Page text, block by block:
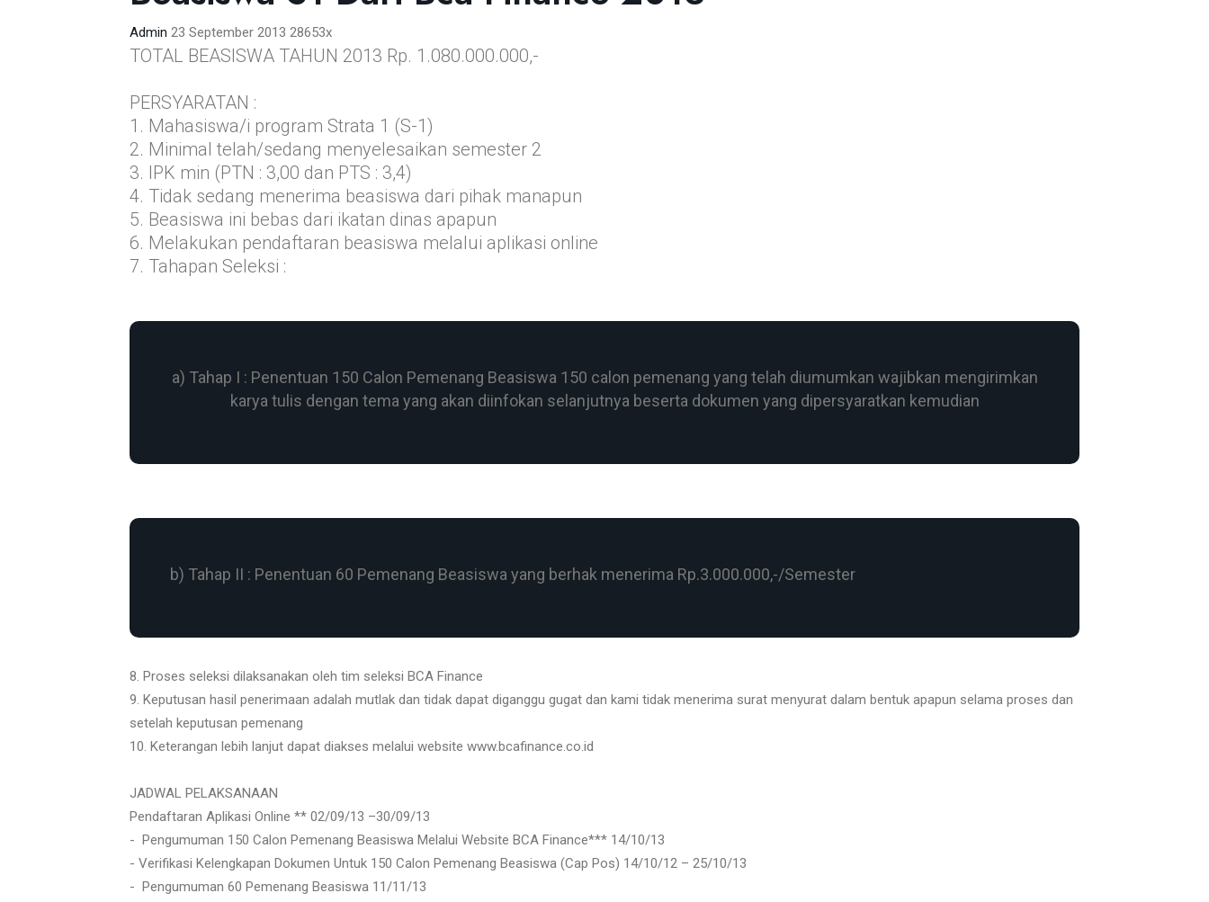
Admin 23 September 2013 28653x
TOTAL BEASISWA TAHUN 2013 Rp. 1.080.000.000,-
PERSYARATAN :
1. Mahasiswa/i program Strata 1 (S-1)
2. Minimal telah/sedang menyelesaikan semester 2
3. IPK min (PTN : 3,00 dan PTS : 3,4)
4. Tidak sedang menerima beasiswa dari pihak manapun
5. Beasiswa ini bebas dari ikatan dinas apapun
6. Melakukan pendaftaran beasiswa melalui aplikasi online
7. Tahapan Seleksi :
a) Tahap I : Penentuan 150 Calon Pemenang Beasiswa 150 calon pemenang yang telah diumumkan wajibkan mengirimkan
karya tulis dengan tema yang akan diinfokan selanjutnya beserta dokumen yang dipersyaratkan kemudian
b) Tahap II : Penentuan 60 Pemenang Beasiswa yang berhak menerima Rp.3.000.000,-/Semester
8. Proses seleksi dilaksanakan oleh tim seleksi BCA Finance
9. Keputusan hasil penerimaan adalah mutlak dan tidak dapat diganggu gugat dan kami tidak menerima surat menyurat dalam bentuk apapun selama proses dan
setelah keputusan pemenang
10. Keterangan lebih lanjut dapat diakses melalui website www.bcafinance.co.id
JADWAL PELAKSANAAN
Pendaftaran Aplikasi Online ** 02/09/13 –30/09/13
- Pengumuman 150 Calon Pemenang Beasiswa Melalui Website BCA Finance*** 14/10/13
- Verifikasi Kelengkapan Dokumen Untuk 150 Calon Pemenang Beasiswa (Cap Pos) 14/10/12 – 25/10/13
- Pengumuman 60 Pemenang Beasiswa 11/11/13